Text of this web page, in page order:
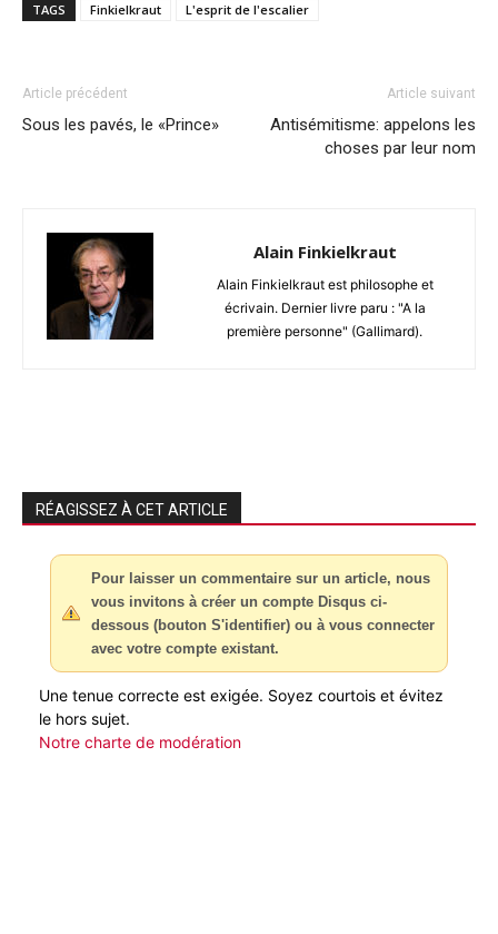
TAGS Finkielkraut L'esprit de l'escalier
Article précédent
Sous les pavés, le «Prince»
Article suivant
Antisémitisme: appelons les
choses par leur nom
Alain Finkielkraut
Alain Finkielkraut est philosophe et
écrivain. Dernier livre paru : "A la
première personne" (Gallimard).
RÉAGISSEZ À CET ARTICLE
Pour laisser un commentaire sur un article, nous
vous invitons à créer un compte Disqus ci-
dessous (bouton S'identifier) ou à vous connecter
avec votre compte existant.
Une tenue correcte est exigée. Soyez courtois et évitez
le hors sujet.
Notre charte de modération